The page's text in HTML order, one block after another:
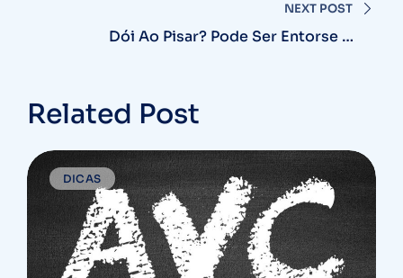
NEXT POST
Dói Ao Pisar? Pode Ser Entorse De
Related Post
DICAS